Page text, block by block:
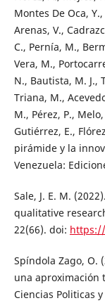
Montes De Oca,
Arenas, V.,
C., Pernía, M.,
Vera, M.,
N., Bautista, M. J.,
Triana, M.,
M., Pérez, P.,
Gutiérrez, E.,
pirámide y la
Venezuela:
Sale, J. E. M.
qualitative
22(66). doi:
Spíndola Zago, O.
una aproximación
Ciencias Politicas